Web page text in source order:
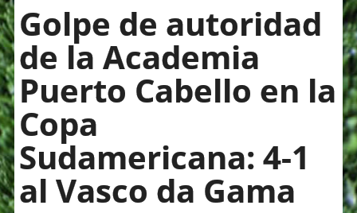
Golpe de autoridad
de la Academia
Puerto Cabello en la
Copa
Sudamericana: 4-1
al Vasco da Gama